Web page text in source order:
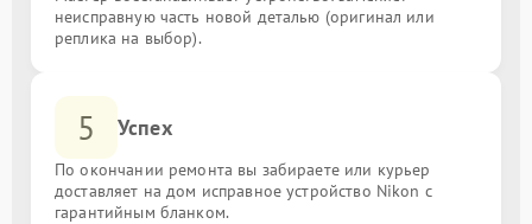
неисправную часть новой деталью (оригинал или
реплика на выбор).
5 Успех
По окончании ремонта вы забираете или курьер
доставляет на дом исправное устройство Nikon с
гарантийным бланком.